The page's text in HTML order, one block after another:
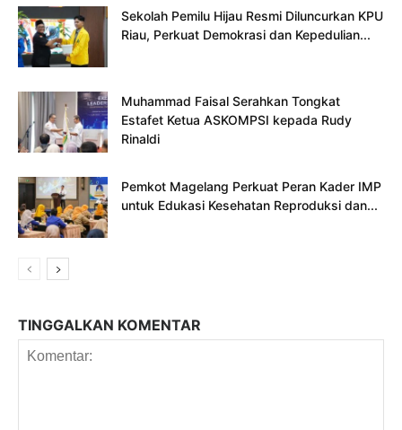
Sekolah Pemilu Hijau Resmi Diluncurkan KPU
Riau, Perkuat Demokrasi dan Kepedulian...
Muhammad Faisal Serahkan Tongkat
Estafet Ketua ASKOMPSI kepada Rudy
Rinaldi
Pemkot Magelang Perkuat Peran Kader IMP
untuk Edukasi Kesehatan Reproduksi dan...
TINGGALKAN KOMENTAR